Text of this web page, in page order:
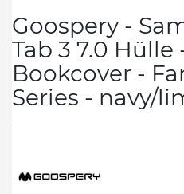
Goospery -
Tab 3 7.0 Hülle
Bookcover -
Series - navy/